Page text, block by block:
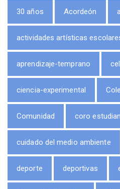
30 años Acordeón
actividades artísticas
aprendizaje-temprano
ciencia-experimental
Comunidad coro
cuidado del medio ambiente
deporte deportivas